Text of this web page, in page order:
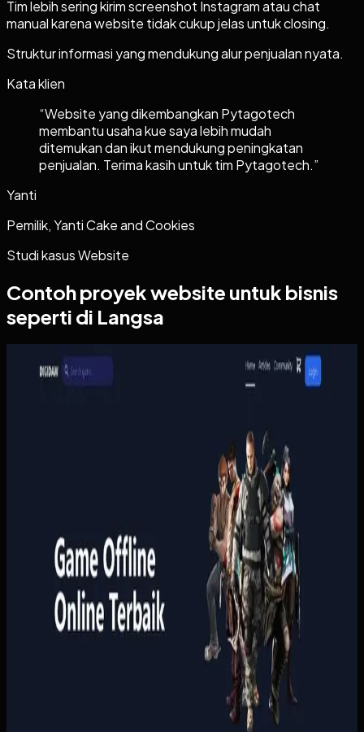
Tim lebih sering kirim screenshot Instagram atau chat
manual karena website tidak cukup jelas untuk closing.
Struktur informasi yang mendukung alur penjualan nyata.
Kata klien
“Website yang dikembangkan Pytagotech
membantu usaha kue saya lebih mudah
ditemukan dan ikut mendukung peningkatan
penjualan. Terima kasih untuk tim Pytagotech.”
Yanti
Pemilik, Yanti Cake and Cookies
Studi kasusWebsite
Contoh proyekwebsite untuk bisnis
seperti di Langsa
Website
Digidaw Gameshop
Pembelian game masih bergantung pada proses manual
yang lambat, sementara pengguna butuh metode
pembayaran lokal dan konfirmasi yang cepat. Tanpa sistem
yang rapi, proses transaksi terasa merepotkan dan
kepercayaan pelanggan lebih sulit dibangun.
Yang kami bangun
Kami menata katalog, keranjang, pembayaran, dan riwayat
pembelian pengguna dalam satu alur yang ringkas.
Pembayaran dan status pesanan dihubungkan ke proses
penyerahan akses supaya pelanggan tidak perlu
menunggu admin untuk setiap transaksi.